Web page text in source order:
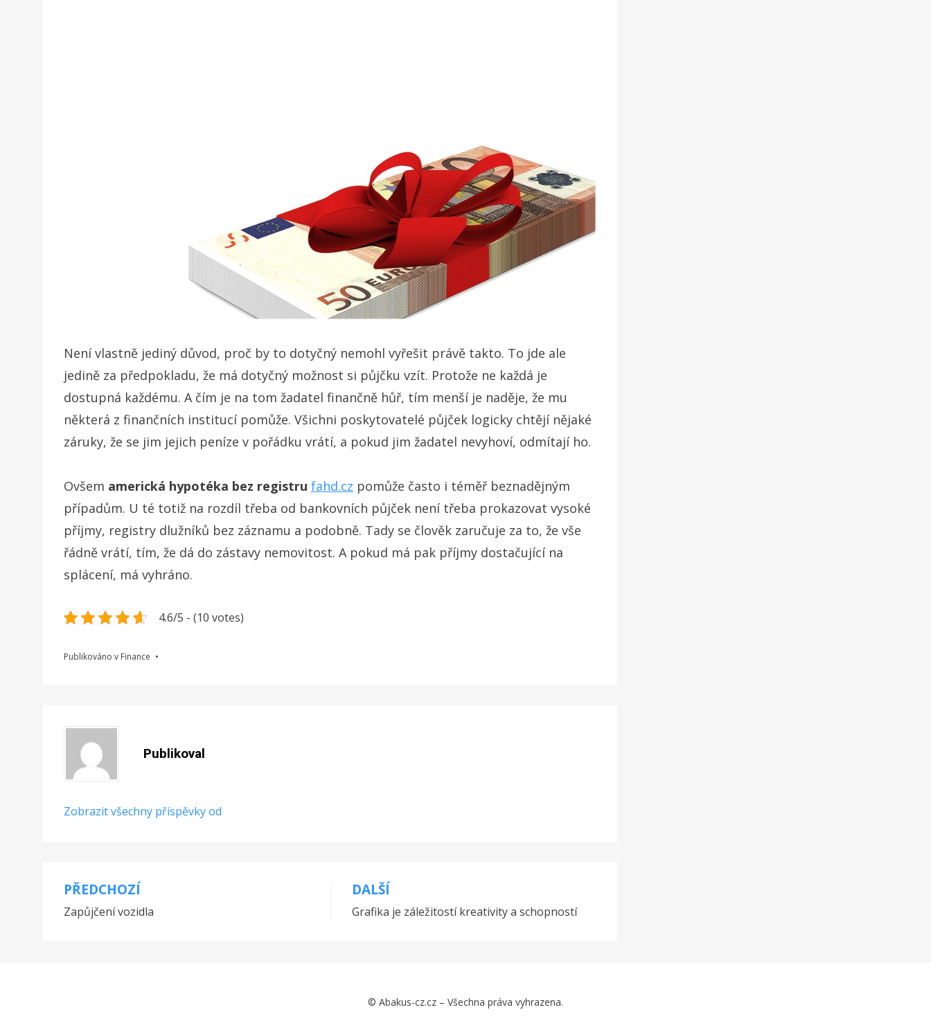
Není vlastně jediný důvod, proč by to dotyčný nemohl vyřešit právě takto. To jde ale
jedině za předpokladu, že má dotyčný možnost si půjčku vzít. Protože ne každá je
dostupná každému. A čím je na tom žadatel finančně hůř, tím menší je naděje, že mu
některá z finančních institucí pomůže. Všichni poskytovatelé půjček logicky chtějí nějaké
záruky, že se jim jejich peníze v pořádku vrátí, a pokud jim žadatel nevyhoví, odmítají ho.
Ovšem americká hypotéka bez registru fahd.cz pomůže často i téměř beznadějným
případům. U té totiž na rozdíl třeba od bankovních půjček není třeba prokazovat vysoké
příjmy, registry dlužníků bez záznamu a podobně. Tady se člověk zaručuje za to, že vše
řádně vrátí, tím, že dá do zástavy nemovitost. A pokud má pak příjmy dostačující na
splácení, má vyhráno.
4.6/5 - (10 votes)
Publikováno v Finance
Publikoval
Zobrazit všechny příspěvky od
Navigace
pro
PŘEDCHOZÍ
Zapůjčení vozidla
DALŠÍ
Grafika je záležitostí kreativity a schopností
© Abakus-cz.cz – Všechna práva vyhrazena.